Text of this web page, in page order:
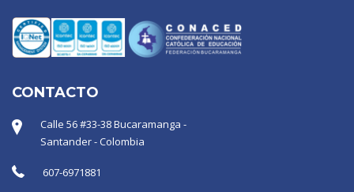
CONTACTO
Calle 56 #33-38 Bucaramanga -
Santander - Colombia
607-6971881